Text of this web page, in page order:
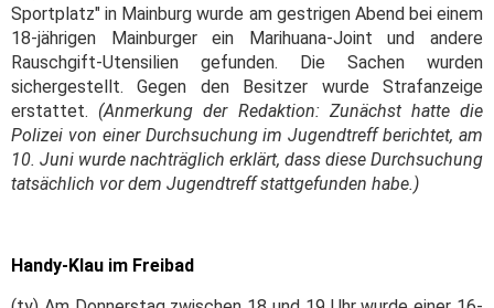
Sportplatz" in Mainburg wurde am gestrigen Abend bei einem
18-jährigen Mainburger ein Marihuana-Joint und andere
Rauschgift-Utensilien gefunden. Die Sachen wurden
sichergestellt. Gegen den Besitzer wurde Strafanzeige
erstattet. (Anmerkung der Redaktion: Zunächst hatte die
Polizei von einer Durchsuchung im Jugendtreff berichtet, am
10. Juni wurde nachträglich erklärt, dass diese Durchsuchung
tatsächlich vor dem Jugendtreff stattgefunden habe.)
Handy-Klau im Freibad